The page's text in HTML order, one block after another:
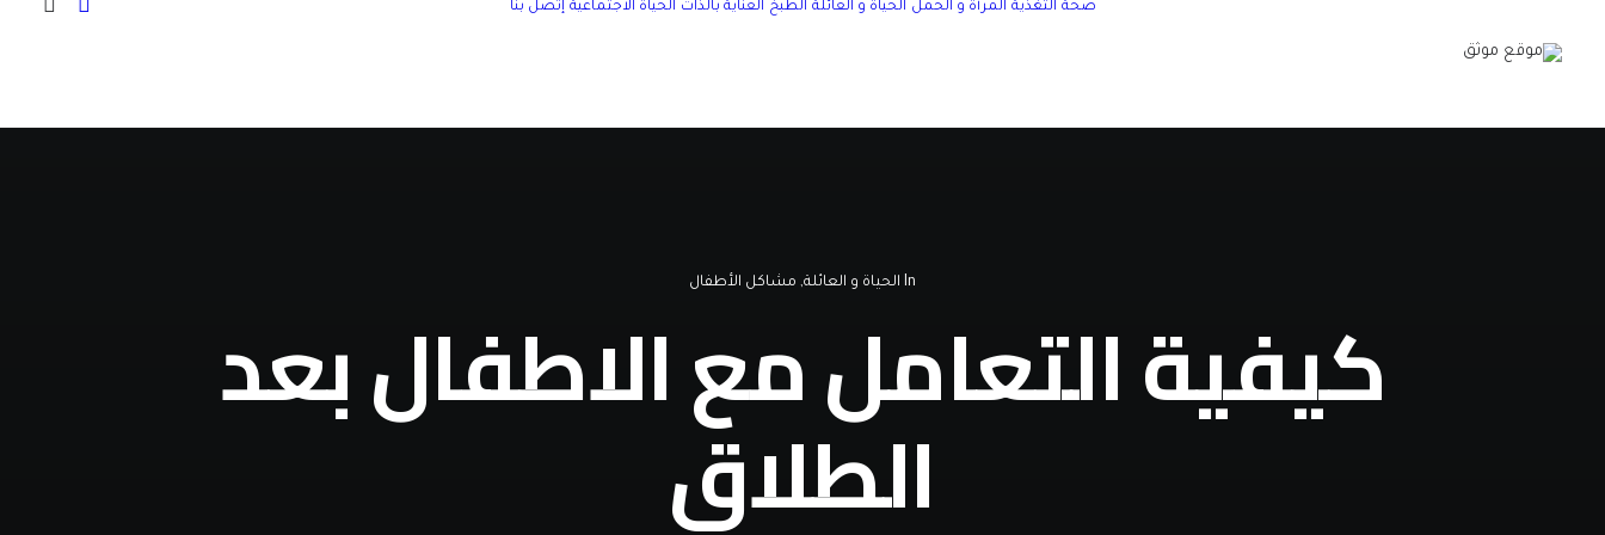
صحة التغذية المرأة و الحمل الحياة و العائلة الطبخ العناية بالذات الحياة الاجتماعية إتصل بنا
In الحياة و العائلة, مشاكل الأطفال
كيفية التعامل مع الاطفال بعد
الطلاق